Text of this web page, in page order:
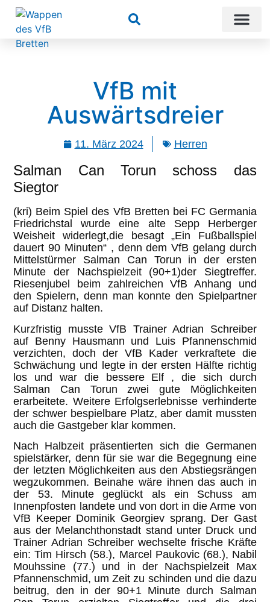
Suchen
VfB mit
Auswärtsdreier
11. März 2024 Herren
Salman Can Torun schoss das
Siegtor
(kri) Beim Spiel des VfB Bretten bei FC Germania
Friedrichstal wurde eine alte Sepp Herberger
Weisheit widerlegt,die besagt „Ein Fußballspiel
dauert 90 Minuten“ , denn dem VfB gelang durch
Mittelstürmer Salman Can Torun in der ersten
Minute der Nachspielzeit (90+1)der Siegtreffer.
Riesenjubel beim zahlreichen VfB Anhang und
den Spielern, denn man konnte den Spielpartner
auf Distanz halten.
Kurzfristig musste VfB Trainer Adrian Schreiber
auf Benny Hausmann und Luis Pfannenschmid
verzichten, doch der VfB Kader verkraftete die
Schwächung und legte in der ersten Hälfte richtig
los und war die bessere Elf , die sich durch
Salman Can Torun zwei gute Möglichkeiten
erarbeitete. Weitere Erfolgserlebnisse verhinderte
der schwer bespielbare Platz, aber damit mussten
auch die Gastgeber klar kommen.
Nach Halbzeit präsentierten sich die Germanen
spielstärker, denn für sie war die Begegnung eine
der letzten Möglichkeiten aus den Abstiegsrängen
wegzukommen. Beinahe wäre ihnen das auch in
der 53. Minute geglückt als ein Schuss am
Innenpfosten landete und von dort in die Arme von
VfB Keeper Dominik Georgiev sprang. Der Gast
aus der Melanchthonstadt stand unter Druck und
Trainer Adrian Schreiber wechselte frische Kräfte
ein: Tim Hirsch (58.), Marcel Paukovic (68.), Nabil
Mouhssine (77.) und in der Nachspielzeit Max
Pfannenschmid, um Zeit zu schinden und die dazu
beitrug, den in der 90+1 Minute durch Salman